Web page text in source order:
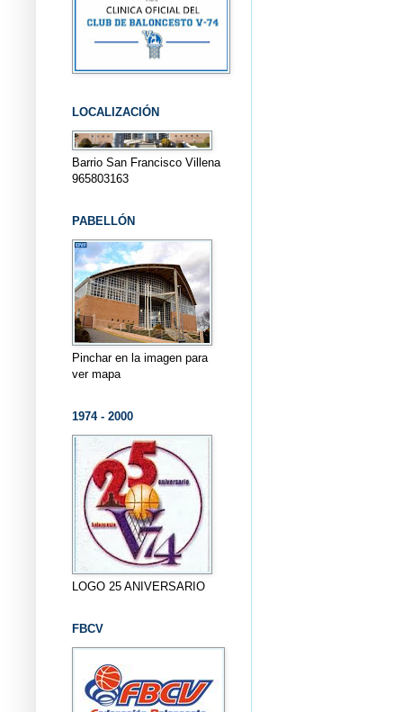
LOCALIZACIÓN
Barrio San Francisco Villena
965803163
PABELLÓN
Pinchar en la imagen para
ver mapa
1974 - 2000
LOGO 25 ANIVERSARIO
FBCV